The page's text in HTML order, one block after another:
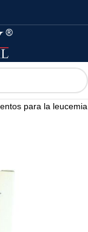
para la leucemia